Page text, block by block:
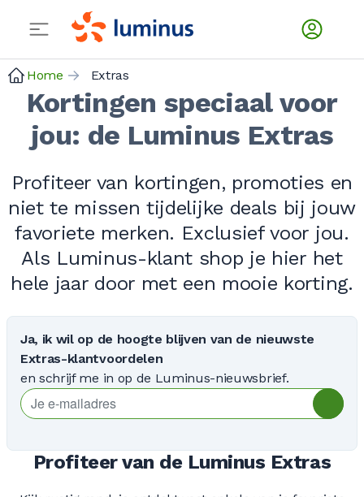
Home Extras
Kortingen speciaal voor
jou: de Luminus Extras
Profiteer van kortingen, promoties en
niet te missen tijdelijke deals bij jouw
favoriete merken. Exclusief voor jou.
Als Luminus-klant shop je hier het
hele jaar door met een mooie korting.
Ja, ik wil op de hoogte blijven van de nieuwste
Extras-klantvoordelen
en schrijf me in op de Luminus-nieuwsbrief.
Profiteer van de Luminus Extras